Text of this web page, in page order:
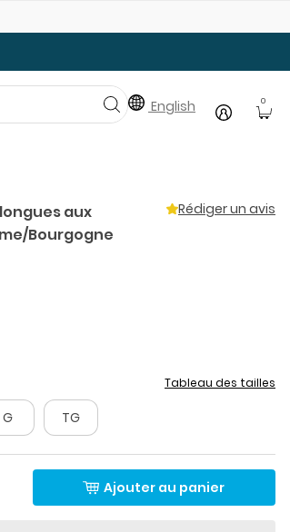
English 0
aux
Bourgogne
Rédiger un avis
Tableau des tailles
G TG
Ajouter au panier